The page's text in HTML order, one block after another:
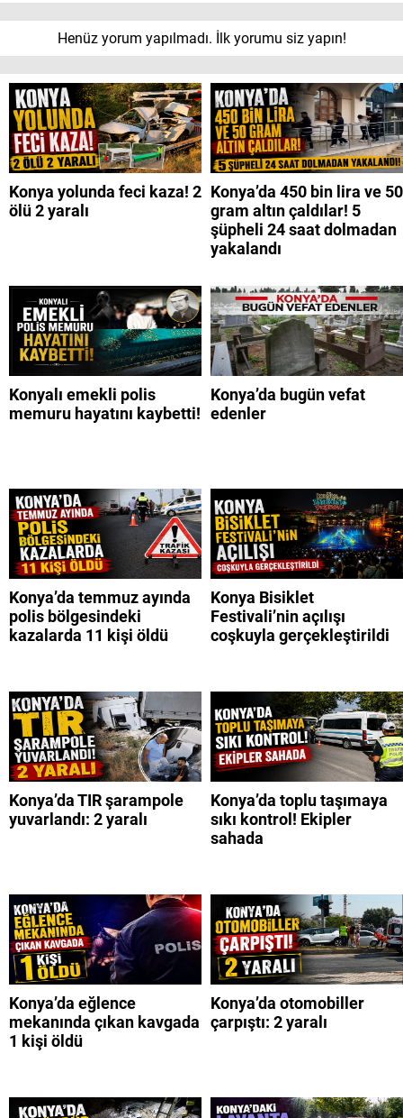
Henüz yorum yapılmadı. İlk yorumu siz yapın!
Konya yolunda feci kaza! 2
ölü 2 yaralı
Konya’da 450 bin lira ve 50
gram altın çaldılar! 5
şüpheli 24 saat dolmadan
yakalandı
Konyalı emekli polis
memuru hayatını kaybetti!
Konya’da bugün vefat
edenler
Konya’da temmuz ayında
polis bölgesindeki
kazalarda 11 kişi öldü
Konya Bisiklet
Festivali’nin açılışı
coşkuyla gerçekleştirildi
Konya’da TIR şarampole
yuvarlandı: 2 yaralı
Konya’da toplu taşımaya
sıkı kontrol! Ekipler
sahada
Konya’da eğlence
mekanında çıkan kavgada
1 kişi öldü
Konya’da otomobiller
çarpıştı: 2 yaralı